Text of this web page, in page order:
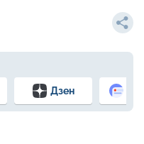
Дзен